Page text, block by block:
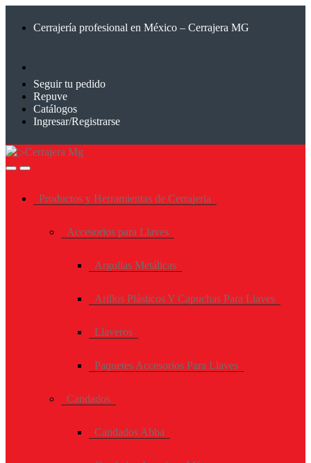
Cerrajería profesional en México – Cerrajera MG
Seguir tu pedido
Repuve
Catálogos
Ingresar/Registrarse
Productos y Herramientas de Cerrajeria
Accesorios para Llaves
Argollas Metálicas
Arillos Plásticos Y Capuchas Para Llaves
Llaveros
Paquetes Accesorios Para Llaves
Candados
Candados Abba